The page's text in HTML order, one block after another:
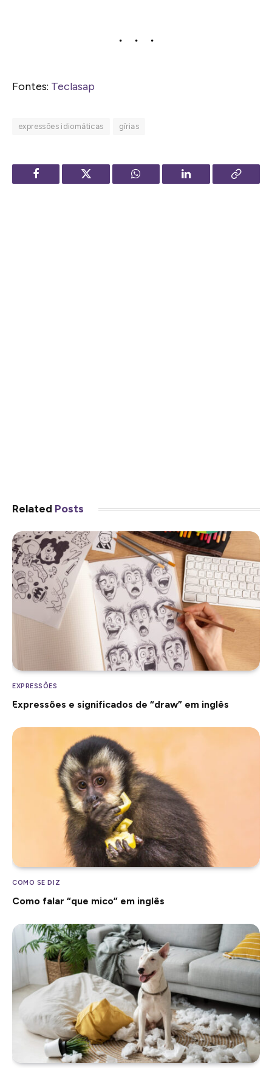
Fontes: Teclasap
expressões idiomáticas gírias
Facebook Twitter WhatsApp LinkedIn
Copy
Related Posts
EXPRESSÕES
Expressões e significados de “draw” em inglês
COMO SE DIZ
Como falar “que mico” em inglês